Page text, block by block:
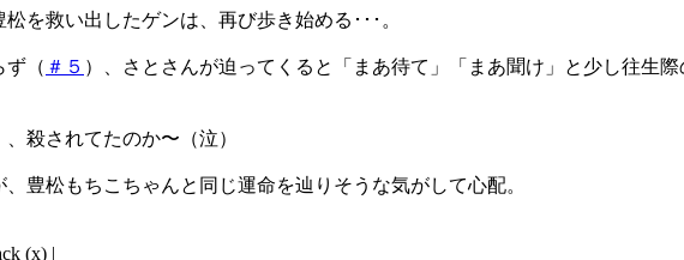
を救い出したゲンは、再び歩き始める･･･。
ず（ ＃５ ）、さとさんが迫ってくると「まあ待て」「まあ聞け」と少し往生
殺されてたのか〜（泣）
豊松もちこちゃんと同じ運命を辿りそうな気がして心配。
(x) |